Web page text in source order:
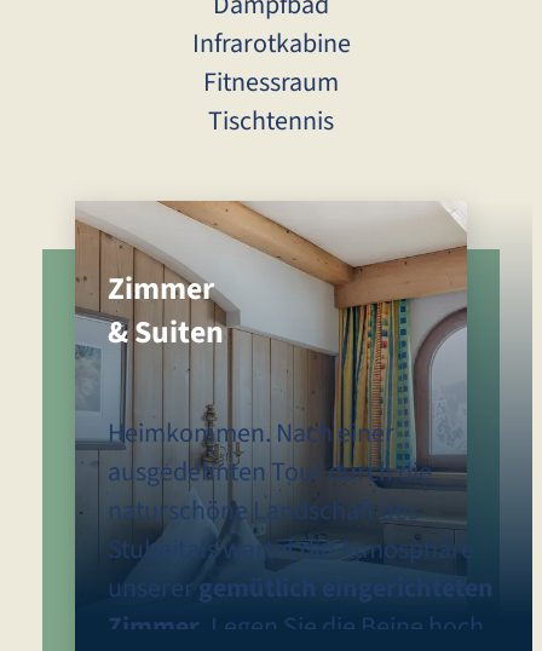
Infrarotkabine
Fitnessraum
Tischtennis
Zimmer
& Suiten
Heimkommen. Nach einer
ausgedehnten Tour durch die
naturschöne Landschaft des
Stubaitals wartet die Atmosphäre
unserergemütlich eingerichteten
Zimmer. Legen Sie die Beine hoch